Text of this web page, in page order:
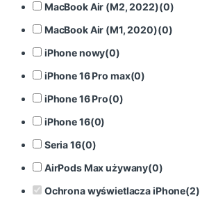
MacBook Air (M2, 2022)(0)
MacBook Air (M1, 2020)(0)
iPhone nowy(0)
iPhone 16 Pro max(0)
iPhone 16 Pro(0)
iPhone 16(0)
Seria 16(0)
AirPods Max używany(0)
Ochrona wyświetlacza iPhone(2)